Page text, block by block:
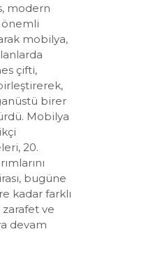
modern
önemli
mobilya,
çifti,
birer
Mobilya
20.
bugüne
kadar farklı
zarafet ve
devam